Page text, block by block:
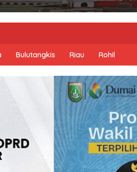
Bulutangkis Riau Rohil